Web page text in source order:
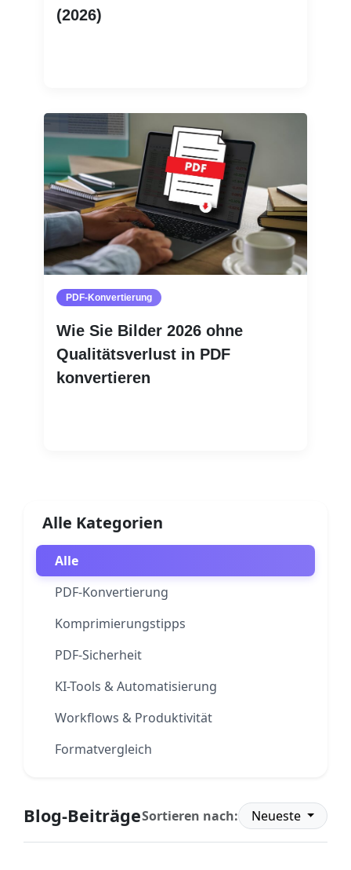
(2026)
PDF-Konvertierung
Wie Sie Bilder 2026 ohne
Qualitätsverlust in PDF
konvertieren
Alle Kategorien
Alle
PDF-Konvertierung
Komprimierungstipps
PDF-Sicherheit
KI-Tools & Automatisierung
Workflows & Produktivität
Formatvergleich
Blog-BeiträgeSortieren nach: Neueste